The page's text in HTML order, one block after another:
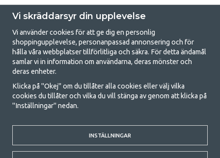
GetCamping.se - Din butik för camping
och uteliv
Att campa kan antingen vara en livsstil eller ett sätt att samla familjen
för ett gemensamt äventyr. Oavsett vilken kategori du tillhör hittar du
med att campa så därför erbjuder vi riktigt bra priser på familjetält,
husvagnstält och all annan utrustning för camping och friluftsliv. Vårt
mål är att i varje priskategori erbjuda den bästa campingutrustningen
gällande kvalitet och funktionalitet. Ta gärna kontakt med oss om det
Vi skräddarsyr din upplevelse
Vi använder cookies för att ge dig en personlig
shoppingupplevelse, personanpassad annonsering och för
hålla våra webbplatser tillförlitliga och säkra. För detta ändamål
samlar vi in information om användarna, deras mönster och
deras enheter.
Klicka på "Okej" om du tillåter alla cookies eller välj vilka
cookies du tillåter och vilka du vill stänga av genom att klicka på
"Inställningar" nedan.
INSTÄLLNINGAR